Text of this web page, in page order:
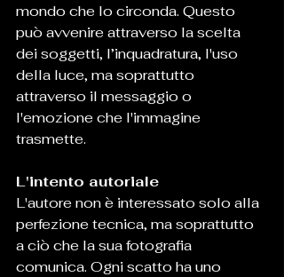
mondo che lo circonda. Questo
può avvenire attraverso la scelta
dei soggetti, l’inquadratura, l'uso
della luce, ma soprattutto
attraverso il messaggio o
l'emozione che l'immagine
trasmette.
L'intento autoriale
L'autore non è interessato solo alla
perfezione tecnica, ma soprattutto
a ciò che la sua fotografia
comunica. Ogni scatto ha uno